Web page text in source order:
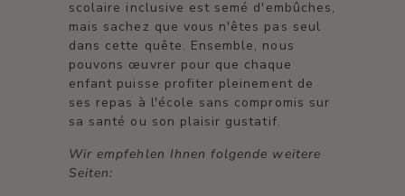
scolaire inclusive est semé d'embûches,
mais sachez que vous n'êtes pas seul
dans cette quête. Ensemble, nous
pouvons œuvrer pour que chaque
enfant puisse profiter pleinement de
ses repas à l'école sans compromis sur
sa santé ou son plaisir gustatif.
Wir empfehlen Ihnen folgende weitere
Seiten: